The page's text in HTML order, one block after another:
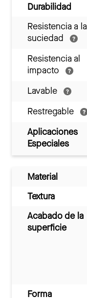
Durabilidad
Resistencia a la
suciedad
Resistencia al
impacto
Lavable
Restregable
Aplicaciones
Especiales
Material
Textura
Acabado de la
superficie
Forma